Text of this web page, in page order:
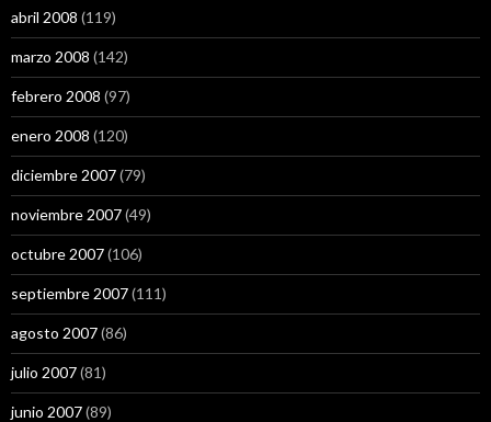
abril 2008 (119)
marzo 2008 (142)
febrero 2008 (97)
enero 2008 (120)
diciembre 2007(79)
noviembre 2007(49)
octubre 2007(106)
septiembre 2007(111)
agosto 2007(86)
julio 2007(81)
junio 2007(89)